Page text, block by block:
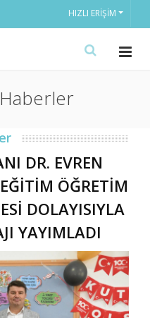
HIZLI ERIŞIM
DR. EVREN
ÖĞRETİM
DOLAYISIYLA
YAYIMLADI